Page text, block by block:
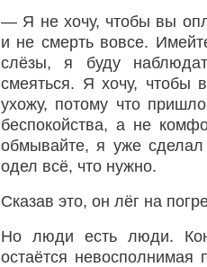
— Я не хочу, чтобы вы
и не смерть вовсе.
слёзы, я буду
смеяться. Я хочу, чтобы
ухожу, потому что
беспокойства, а не
обмывайте, я уже
одел всё, что нужно.
Сказав это, он лёг на
Но люди есть люди.
остаётся невосполнимая